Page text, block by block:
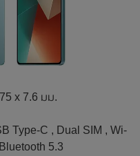
x 7.6 มม.
Type-C , Dual SIM , Wi-
5.3